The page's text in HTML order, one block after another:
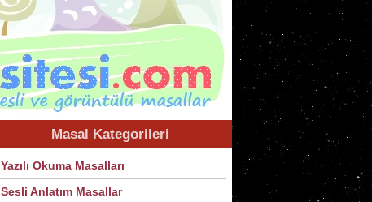
Masal Kategorileri
Yazılı Okuma Masalları
Sesli Anlatım Masallar